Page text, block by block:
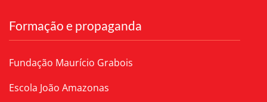
Formação e propaganda
Fundação Maurício Grabois
Escola João Amazonas